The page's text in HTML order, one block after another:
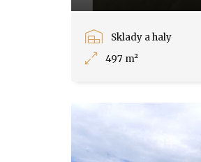
Sklady a haly
497 m²